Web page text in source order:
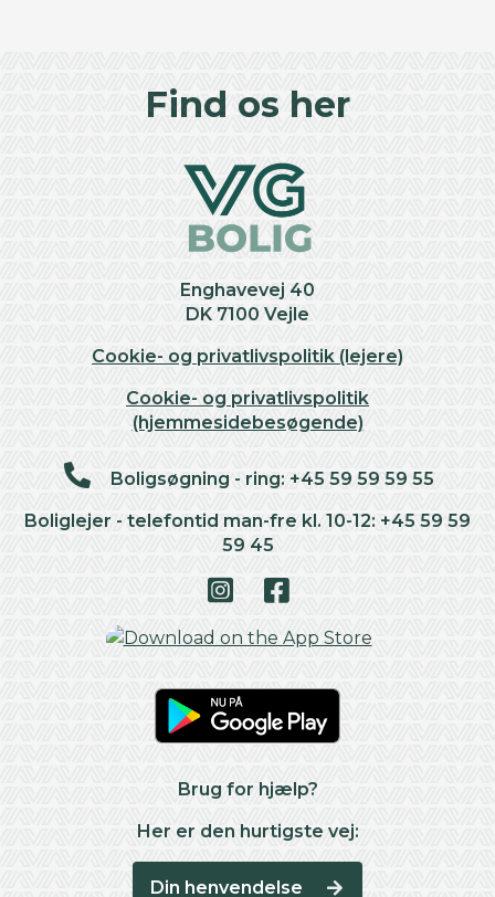
Find os her
Enghavevej 40
DK 7100 Vejle
Cookie- og privatlivspolitik (lejere)
Cookie- og privatlivspolitik
(hjemmesidebesøgende)
Boligsøgning - ring: +45 59 59 59 55
Boliglejer - telefontid man-fre kl. 10-12: +45 59 59
59 45
Brug for hjælp?
Her er den hurtigste vej:
Din henvendelse